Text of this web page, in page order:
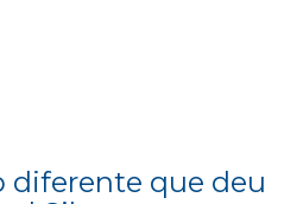
diferente que deu